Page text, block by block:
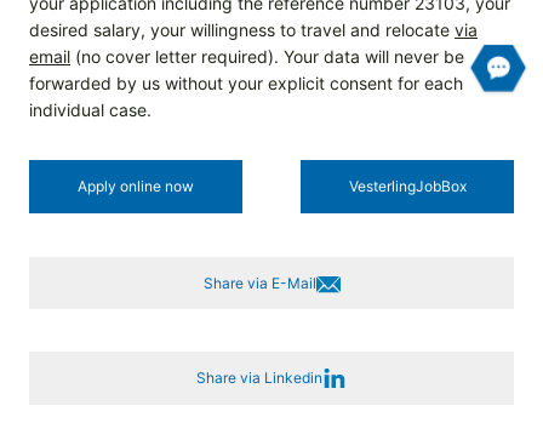
desired salary, your willingness to travel and relocate via
email (no cover letter required). Your data will never be
forwarded by us without your explicit consent for each
individual case.
Apply online now Vesterling­JobBox
Share via E-Mail
Share via Linkedin